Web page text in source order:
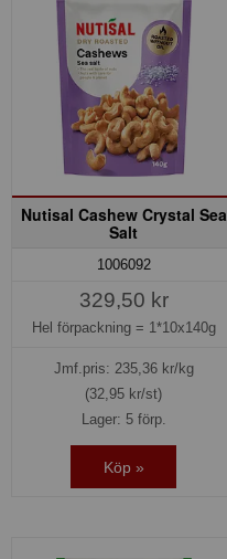
Nutisal Cashew Crystal Sea
Salt
1006092
329,50 kr
Hel förpackning = 1*10x140g
Jmf.pris: 235,36kr/kg
(32,95 kr/st)
Lager: 5 förp.
Köp »